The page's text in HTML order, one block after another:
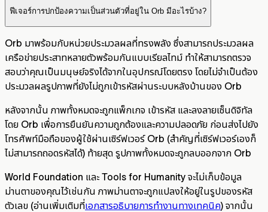
ฟีเจอร์การปกป้องความเป็นส่วนตัวที่อยู่ใน Orb มีอะไรบ้าง?
Orb มาพร้อมกับหน่วยประมวลผลที่ทรงพลัง ซึ่งสามารถประมวลผล
เครือข่ายประสาทหลายตัวพร้อมกันแบบเรียลไทม์ ทำให้สามารถตรวจ
สอบว่าคุณเป็นมนุษย์จริงได้จากในอุปกรณ์โดยตรง โดยไม่จำเป็นต้อง
ประมวลผลรูปภาพที่ยังไม่ถูกเข้ารหัสผ่านระบบหลังบ้านของ Orb
หลังจากนั้น ภาพทั้งหมดจะถูกแพ็กเกจ เข้ารหัส และลงลายเซ็นดิจิทัล
โดย Orb เพื่อการยืนยันความถูกต้องและความปลอดภัย ก่อนส่งไปยัง
โทรศัพท์มือถือของผู้ใช้ผ่านเซิร์ฟเวอร์ Orb (สำคัญที่เซิร์ฟเวอร์เองก็
ไม่สามารถถอดรหัสได้) ท้ายสุด รูปภาพทั้งหมดจะถูกลบออกจาก Orb
World Foundation และ Tools for Humanity จะไม่เก็บข้อมูล
ม่านตาของคุณไว้เช่นกัน ภาพม่านตาจะถูกแปลงให้อยู่ในรูปของรหัส
ตัวเลข (อ่านเพิ่มเติมที่เอกสารอธิบายการทำงานทางเทคนิค) จากนั้น